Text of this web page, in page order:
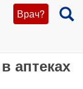
Врач?
аптеках